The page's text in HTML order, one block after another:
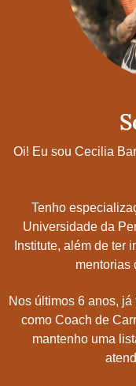
Oi! Eu sou Cecilia
Tenho
Universidade da
Institute, além de ter
mentorias
Nos últimos 6 anos,
como Coach de
mantenho uma